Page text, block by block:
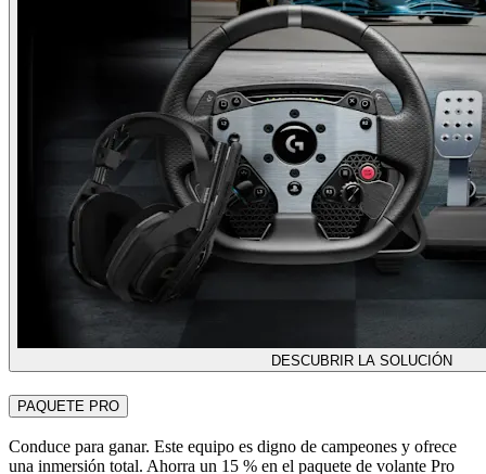
DESCUBRIR LA SOLUCIÓN
PAQUETE PRO
Conduce para ganar. Este equipo es digno de campeones y ofrece
una inmersión total. Ahorra un 15 % en el paquete de volante Pro